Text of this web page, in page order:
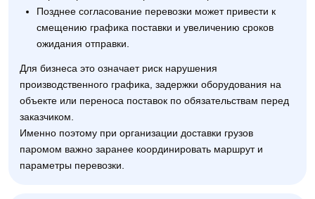
Позднее согласование перевозки может привести к
смещению графика поставки и увеличению сроков
ожидания отправки.
Для бизнеса это означает риск нарушения
производственного графика, задержки оборудования на
объекте или переноса поставок по обязательствам перед
заказчиком.
Именно поэтому при организации доставки грузов
паромом важно заранее координировать маршрут и
параметры перевозки.